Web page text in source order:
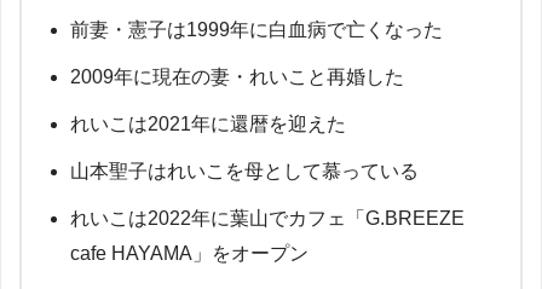
前妻・憲子は1999年に白血病で亡くなった
2009年に現在の妻・れいこと再婚した
れいこは2021年に還暦を迎えた
山本聖子はれいこを母として慕っている
れいこは2022年に葉山でカフェ「G.BREEZE
cafe HAYAMA」をオープン